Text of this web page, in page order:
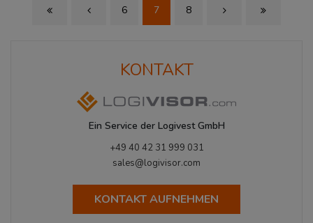
First Page Previous Page
6 7 8 Next PageLast Page
KONTAKT
Ein Service der Logivest GmbH
+49 40 42 31 999 031
sales@logivisor.com
KONTAKT AUFNEHMEN